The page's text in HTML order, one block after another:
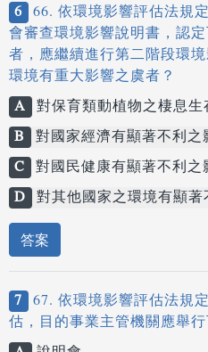
6 66. 依環境影響評估法規
會審查環境影響說明書，認
者，應繼續進行第二階段環
環境有重大影響之虞者？
A 對保育類動植物之棲息
B 對國家經濟有顯著不利之
C 對國民健康有顯著不利之
D 對其他國家之環境有顯
答案
7 67. 依環境影響評估法規
估，目的事業主管機關應舉